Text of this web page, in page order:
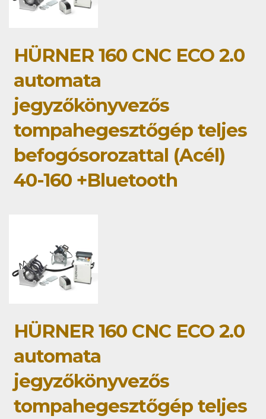
HÜRNER 160 CNC ECO 2.0
automata
jegyzőkönyvezős
tompahegesztőgép teljes
befogósorozattal (Acél)
40-160 +Bluetooth
HÜRNER 160 CNC ECO 2.0
automata
jegyzőkönyvezős
tompahegesztőgép teljes